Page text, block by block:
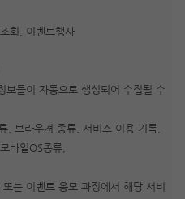
실기 87% 적중 신화 정
회, 이벤트행사
들이 자동으로 생성되어 수집될 수
브라우져 종류, 서비스 이용 기록,
바일OS종류,
는 이벤트 응모 과정에서 해당 서비